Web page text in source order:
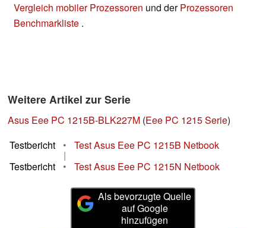
Vergleich mobiler Prozessoren und derProzessoren
Benchmarkliste .
Weitere Artikel zur Serie
Asus Eee PC 1215B-BLK227M (Eee PC 1215 Serie)
Testbericht
• Test Asus Eee PC 1215B Netbook
|
Testbericht
• Test Asus Eee PC 1215N Netbook
Als bevorzugte Quelle
auf Google
hinzufügen